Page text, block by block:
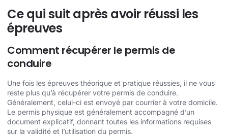
Ce qui suit après avoir réussi les
épreuves
Comment récupérer le permis de
conduire
Une fois les épreuves théorique et pratique réussies, il ne vous
reste plus qu’à récupérer votre permis de conduire.
Généralement, celui-ci est envoyé par courrier à votre domicile.
Le permis physique est généralement accompagné d’un
document explicatif, donnant toutes les informations requises
sur la validité et l’utilisation du permis.